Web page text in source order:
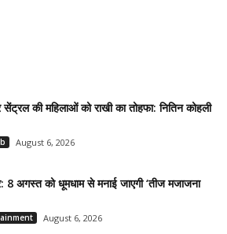
की महिलाओं को राखी का तोहफा: नितिन कोहली
August 6, 2026
8 अगस्त को धूमधाम से मनाई जाएगी ‘तीज मजाजना
August 6, 2026